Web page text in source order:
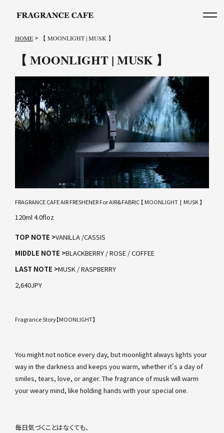
HOME> 【 MOONLIGHT | MUSK 】
【 MOONLIGHT | MUSK 】
FRAGRANCE CAFE AIR FRESHENER For AIR&FABRIC 【 MOONLIGHT  |  MUSK 】
120ml 4.0floz
TOP NOTE >VANILLA /CASSIS
MIDDLE NOTE >BLACKBERRY / ROSE / COFFEE
LAST NOTE >MUSK / RASPBERRY
2,640JPY
Fragrance Story【MOONLIGHT】
You might not notice every day, but moonlight always lights your
way in the darkness and keeps you warm, whether it’s a day of
smiles, tears, love, or anger. The fragrance of musk will warm
your weary mind, like holding hands with your special one.
毎日気づくことはなくても、